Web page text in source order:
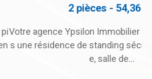
2 pièces - 54,36 m²
Immobilier vous propose, dan
de standing sécurisée avec piscin